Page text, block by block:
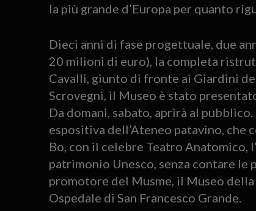
la più grande d’Europa per quanto
Dieci anni di fase progettuale, due
20 milioni di euro), la completa
Cavalli, giunto di fronte ai Giardini
Scrovegni, il Museo è stato
Da domani, sabato, aprirà al
espositiva dell’Ateneo patavino, che
Bo, con il celebre Teatro Anatomico,
patrimonio Unesco, senza contare
promotore del Musme, il Museo
Ospedale di San Francesco Grande.